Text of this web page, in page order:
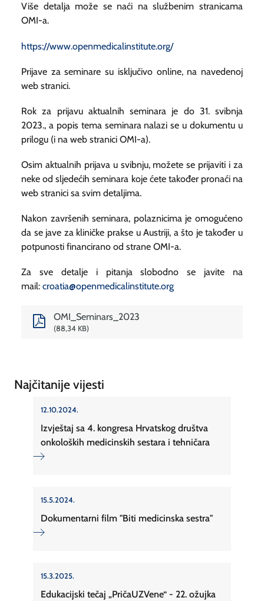
Više detalja može se naći na službenim stranicama
OMI-a.
https://www.openmedicalinstitute.org/
Prijave za seminare su isključivo online, na navedenoj
web stranici.
Rok za prijavu aktualnih seminara je do 31. svibnja
2023., a popis tema seminara nalazi se u dokumentu u
prilogu (i na web stranici OMI-a).
Osim aktualnih prijava u svibnju, možete se prijaviti i za
neke od sljedećih seminara koje ćete također pronaći na
web stranici sa svim detaljima.
Nakon završenih seminara, polaznicima je omogućeno
da se jave za kliničke prakse u Austriji, a što je također u
potpunosti financirano od strane OMI-a.
Za sve detalje i pitanja slobodno se javite na
mail: croatia@openmedicalinstitute.org
OMI_Seminars_2023
88,34 KB
Najčitanije vijesti
12.10.2024.
Izvještaj sa 4. kongresa Hrvatskog društva
onkoloških medicinskih sestara i tehničara
15.5.2024.
Dokumentarni film "Biti medicinska sestra"
15.3.2025.
Edukacijski tečaj „PričaUZVene“ - 22. ožujka